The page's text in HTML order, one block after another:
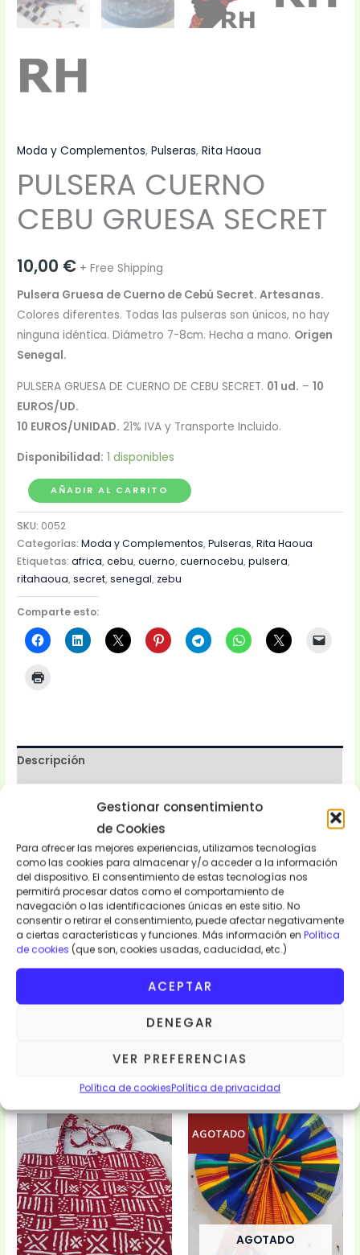
Gestionar consentimiento
de Cookies
Para ofrecer las mejores experiencias, utilizamos tecnologías
como las cookies para almacenar y/o acceder a la información
del dispositivo. El consentimiento de estas tecnologías nos
permitirá procesar datos como el comportamiento de
navegación o las identificaciones únicas en este sitio. No
consentir o retirar el consentimiento, puede afectar negativamente
a ciertas características y funciones. Más información en Política
de cookies (que son, cookies usadas, caducidad, etc.)
ACEPTAR
DENEGAR
VER PREFERENCIAS
Política de cookiesPolítica de privacidad
Moda y Complementos,Pulseras,Rita Haoua
PULSERA CUERNO
CEBU GRUESA SECRET
10,00 € + Free Shipping
Pulsera Gruesa de Cuerno de Cebú Secret. Artesanas.
Colores diferentes. Todas las pulseras son únicos, no hay
ninguna idéntica. Diámetro 7-8cm. Hecha a mano. Origen
Senegal.
PULSERA GRUESA DE CUERNO DE CEBU SECRET. 01 ud. –10
EUROS/UD.
10 EUROS/UNIDAD. 21% IVA y Transporte Incluido.
Disponibilidad: 1 disponibles
AÑADIR AL CARRITO
SKU: 0052
Categorías:Moda y Complementos,Pulseras,Rita Haoua
Etiquetas:africa,cebu,cuerno,cuernocebu,pulsera,
ritahaoua,secret,senegal, zebu
Comparte esto:
Descripción
Pulsera Gruesa de Cuerno de Cebú Secret. Artesanas.
Colores diferentes. Todas las pulseras son únicos, no hay
ninguna idéntica. Diámetro 7-8cm. Hecha a mano.Origen
Senegal.
PULSERA GRUESA DE CUERNO DE CEBU SECRET.01 ud.–10
EUROS/UD.
10 EUROS/UNIDAD.
Productos relacionados
AGOTADO
AGOTADO